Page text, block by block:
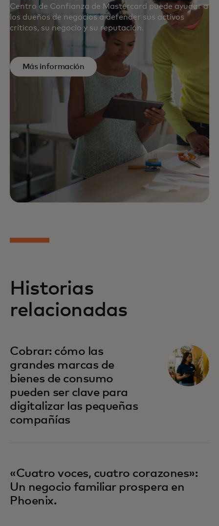
Centro de Confianza de Mastercard puede ayudar a
los dueños de negocios a defender sus activos
críticos, su negocio y su reputación.
Más información
Historias
relacionadas
Cobrar: cómo las
grandes marcas de
bienes de consumo
pueden ser clave para
digitalizar las pequeñas
compañías
«Cuatro voces, cuatro corazones»:
Un negocio familiar prospera en
Phoenix.